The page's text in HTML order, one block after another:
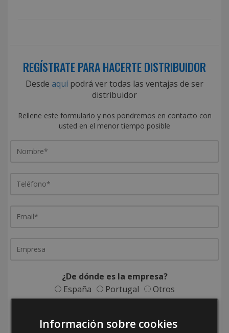
REGÍSTRATE PARA HACERTE DISTRIBUIDOR
Desde aquípodrá ver todas las ventajas de ser
distribuidor
Rellene este formulario y nos pondremos en contacto con
usted en el menor tiempo posible
¿De dónde es la empresa?
España
Portugal Otros
Información sobre cookies